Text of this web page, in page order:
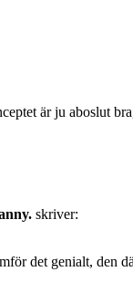
är ju aboslut
skriver:
det genialt, den